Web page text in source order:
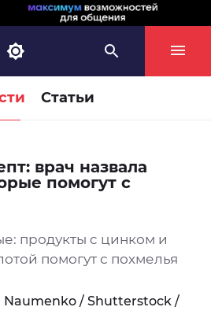
Статьи
врач назвала
помогут с
продукты c цинком и
помогут с похмелья